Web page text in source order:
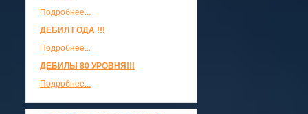
Подробнее...
ДЕБИЛ ГОДА !!!
Подробнее...
ДЕБИЛЫ 80 УРОВНЯ!!!
Подробнее...